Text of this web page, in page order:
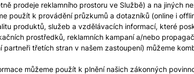
prodeje reklamního prostoru ve Službě) a na jiných
použít k provádění průzkumů a dotazníků (online i
produktů, služeb a vzdělávacích informací, které
prostředků, reklamních kampaní a/nebo
partneři třetích stran v našem zastoupení) můžeme
můžeme použít k plnění našich zákonných